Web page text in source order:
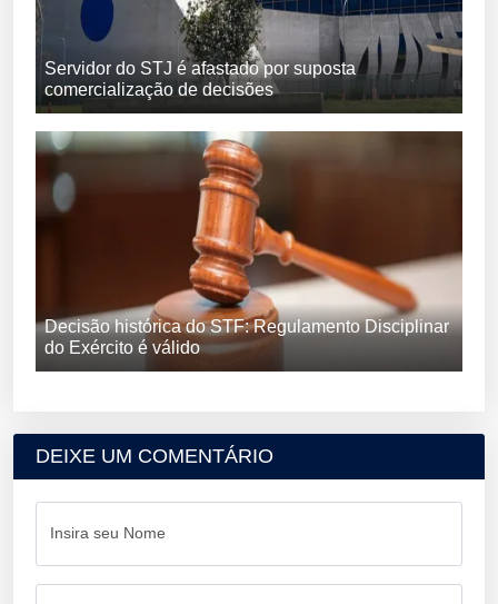
Servidor do STJ é afastado por suposta
comercialização de decisões
Decisão histórica do STF: Regulamento Disciplinar
do Exército é válido
DEIXE UM COMENTÁRIO
Insira seu Nome